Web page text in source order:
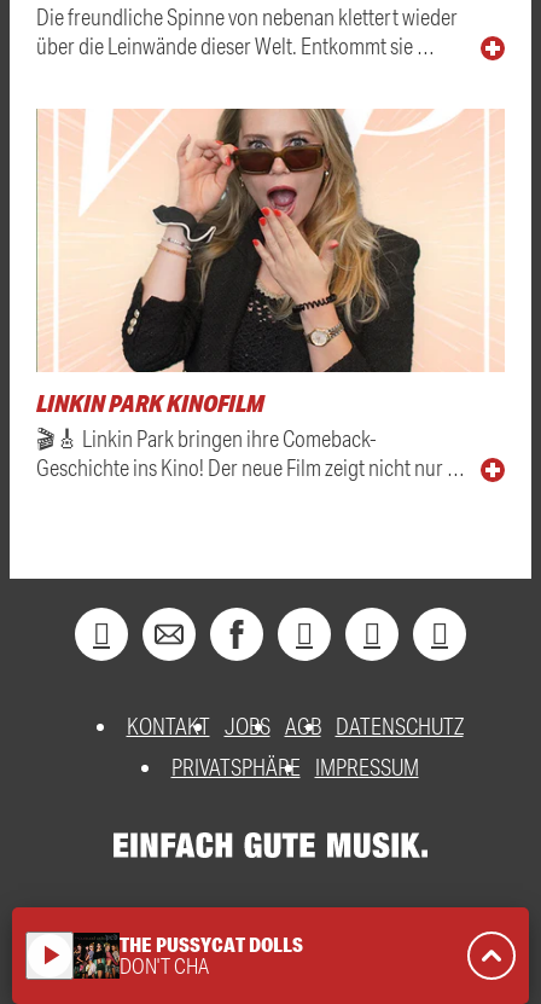
Die freundliche Spinne von nebenan klettert wieder
über die Leinwände dieser Welt. Entkommt sie …
LINKIN PARK KINOFILM
🎬🎸 Linkin Park bringen ihre Comeback-
Geschichte ins Kino! Der neue Film zeigt nicht nur …
KONTAKT JOBS AGB DATENSCHUTZ
PRIVATSPHÄRE
IMPRESSUM
play_arrow THE PUSSYCAT DOLLS
DON'T CHA